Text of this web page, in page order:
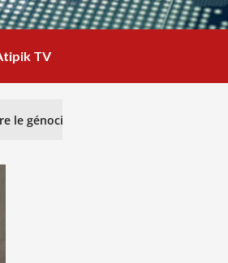
TV
pour briser le silence